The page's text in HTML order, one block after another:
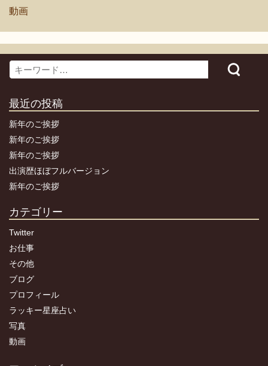
動画
Search
最近の投稿
新年のご挨拶
新年のご挨拶
新年のご挨拶
出演歴ほぼフルバージョン
新年のご挨拶
カテゴリー
Twitter
お仕事
その他
ブログ
プロフィール
ラッキー星座占い
写真
動画